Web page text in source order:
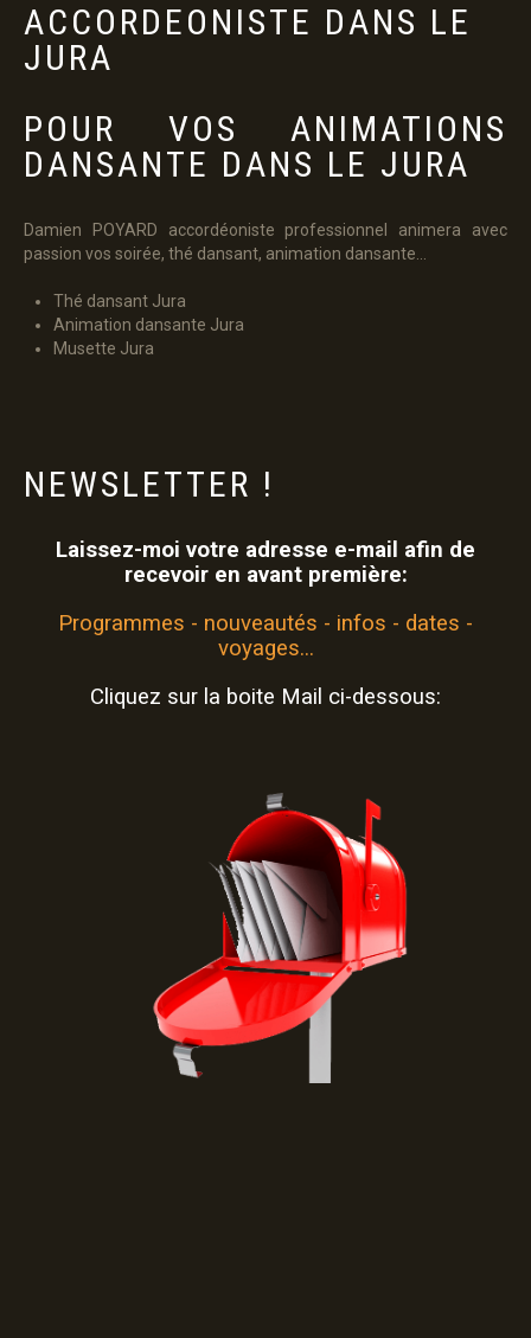
PANIER
ACCORDEONISTE DANS LE
JURA
POUR VOS ANIMATIONS
DANSANTE DANS LE JURA
Damien POYARD accordéoniste professionnel animera avec
passion vos soirée, thé dansant, animation dansante...
Thé dansant Jura
Animation dansante Jura
Musette Jura
NEWSLETTER !
Laissez-moi votre adresse e-mail afin de
recevoir en avant première:
Programmes - nouveautés - infos - dates -
voyages...
Cliquez sur la boite Mail ci-dessous: